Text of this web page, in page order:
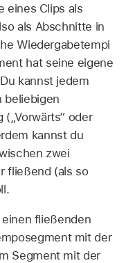
eines Clips als
als Abschnitte in
Wiedergabetempi
hat seine eigene
kannst jedem
beliebigen
oder
kannst du
zwei
fließend (als so
fließenden
mit der
Segment mit der